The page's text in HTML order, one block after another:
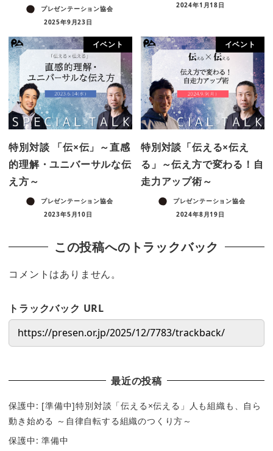
プレゼンテーション協会
2025年9月23日
2024年1月18日
イベント
特別対談 「伝×伝」～直感
的理解・ユニバーサルな伝
え方～
プレゼンテーション協会
2023年5月10日
イベント
特別対談「伝える×伝え
る」～伝え方で変わる！自
走力アップ術～
プレゼンテーション協会
2024年8月19日
この投稿へのトラックバック
コメントはありません。
トラックバック URL
最近の投稿
保護中: [準備中]特別対談「伝える×伝える」人も組織も、自ら
動き始める ～自律自転する組織のつくり方～
保護中: 準備中